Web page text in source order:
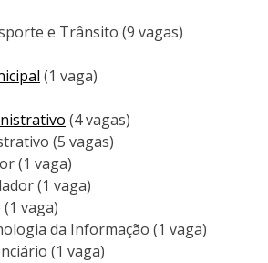
e Trânsito (9 vagas)
(1 vaga)
(4 vagas)
(5 vagas)
(1 vaga)
(1 vaga)
vaga)
da Informação (1 vaga)
(1 vaga)